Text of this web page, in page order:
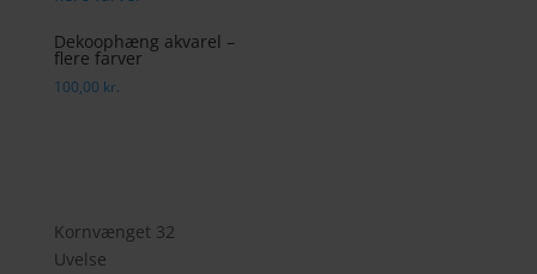
Dekoophæng akvarel –
flere farver
100,00 kr.
Kornvænget 32
Uvelse